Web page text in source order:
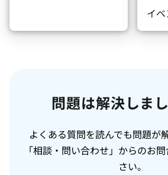
イ
問題は解決しま
よくある質問を読んでも問題が
「相談・問い合わせ」からのお
さい。